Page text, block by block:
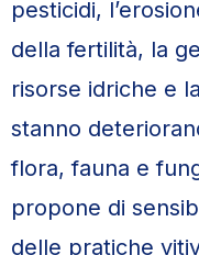
pesticidi,
della fertilità, la
risorse idriche e
stanno
flora, fauna e
propone di
delle pratiche